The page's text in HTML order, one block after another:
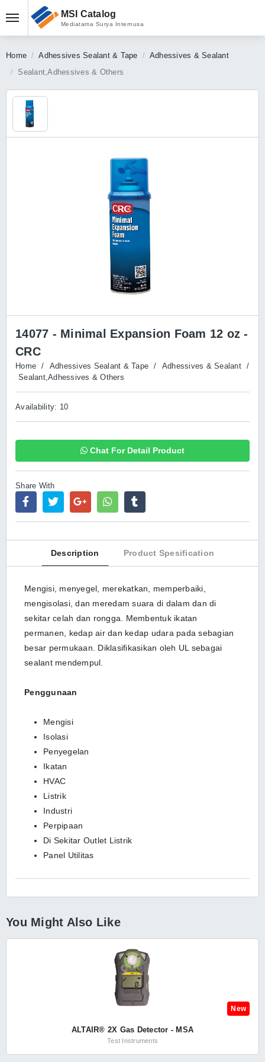
MSI Catalog
Mediatama Surya Internusa
Home Adhessives Sealant & Tape
Adhessives & Sealant
Sealant,Adhessives & Others
14077 - Minimal Expansion Foam 12 oz -
CRC
Home / Adhessives Sealant & Tape / Adhessives & Sealant
/
Sealant,Adhessives & Others
Availability: 10
Chat For Detail Product
Share With
Description Product Spesification
Mengisi, menyegel, merekatkan, memperbaiki,
mengisolasi, dan meredam suara di dalam dan di
sekitar celah dan rongga. Membentuk ikatan
permanen, kedap air dan kedap udara pada sebagian
besar permukaan. Diklasifikasikan oleh UL sebagai
sealant mendempul.
Penggunaan
Mengisi
Isolasi
Penyegelan
Ikatan
HVAC
Listrik
Industri
Perpipaan
Di Sekitar Outlet Listrik
Panel Utilitas
You Might Also Like
New
ALTAIR® 2X Gas Detector - MSA
Test Instruments